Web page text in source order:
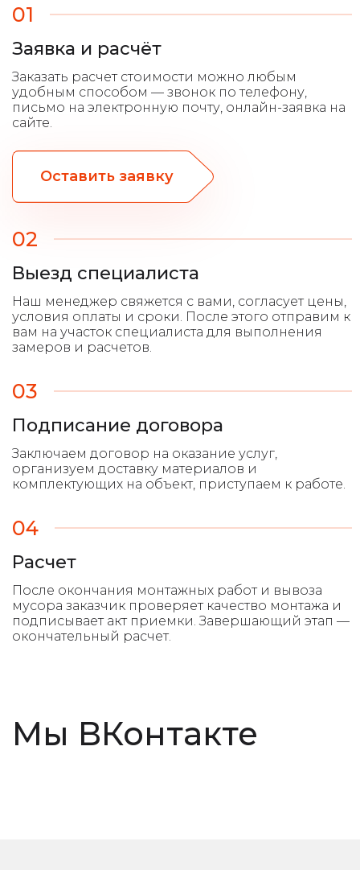
01
Заявка и расчёт
Оставить заявку
02
Выезд специалиста
03
Подписание договора
04
Расчет
Мы ВКонтакте